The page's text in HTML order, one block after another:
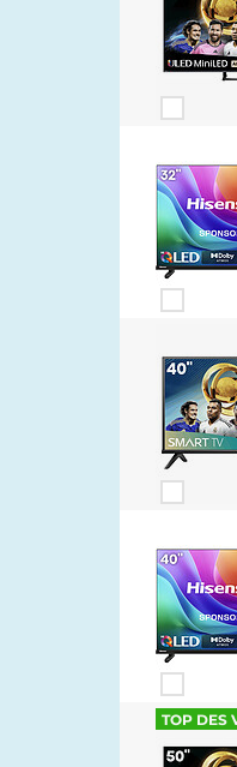
TOP DES